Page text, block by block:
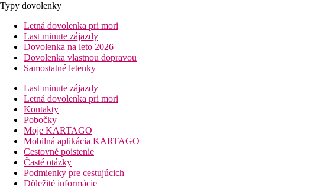
Typy dovolenky
Letná dovolenka pri mori
Last minute zájazdy
Dovolenka na leto 2026
Dovolenka vlastnou dopravou
Samostatné letenky
Last minute zájazdy
Letná dovolenka pri mori
Kontakty
Pobočky
Moje KARTAGO
Mobilná aplikácia KARTAGO
Cestovné poistenie
Časté otázky
Podmienky pre cestujúcich
Dôležité informácie